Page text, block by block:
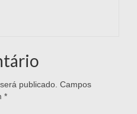
publicado. Campos
*